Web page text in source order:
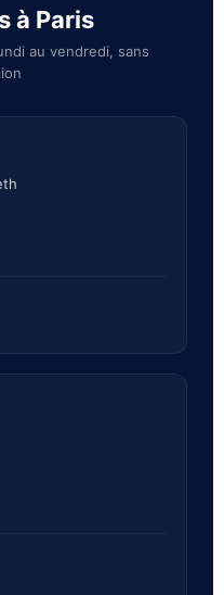
à Paris
au vendredi, sans